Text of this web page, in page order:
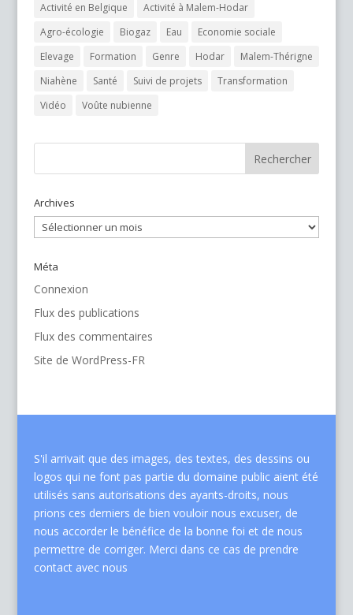
Activité en Belgique
Activité à Malem-Hodar
Agro-écologie
Biogaz Eau
Economie sociale
Elevage
Formation Genre Hodar
Malem-Thérigne
Niahène
Santé Suivi de projets
Transformation
Vidéo
Voûte nubienne
Archives
Archives
Méta
Connexion
Flux des publications
Flux des commentaires
Site de WordPress-FR
S'il arrivait que des images, des textes, des dessins ou
logos qui ne font pas partie du domaine public aient été
utilisés sans autorisations des ayants-droits, nous
prions ces derniers de bien vouloir nous excuser, de
nous accorder le bénéfice de la bonne foi et de nous
permettre de corriger. Merci dans ce cas de prendre
contact avec nous